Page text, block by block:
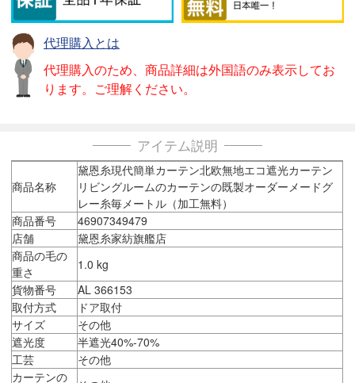
代理購入とは
代理購入のため、商品詳細は外国語のみ表示してお
ります。ご理解ください。
アイテム説明
商品名称
黛恩糸現代簡単カーテン北欧無地エコ遮光カーテン
リビングルームのカーテンの既製オーダーメードグ
レー糸毎メートル（加工無料）
商品番号
46907349479
店舗
黛恩糸家紡旗艦店
商品の毛の
重さ
1.0 kg
貨物番号
AL 366153
取付方式
ドア取付
サイズ
その他
遮光度
半遮光40%-70%
工芸
その他
カーテンの